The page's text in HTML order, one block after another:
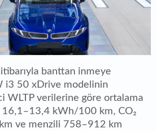
banttan inmeye
i3 50 xDrive modelinin
WLTP verilerine göre ortalama
kWh/100 km, CO₂
ve menzili 758–912 km